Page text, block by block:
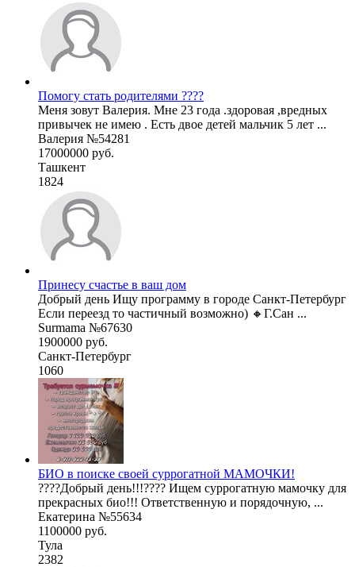
Помогу стать родителями ????
Меня зовут Валерия. Мне 23 года .здоровая ,вредных
привычек не имею . Есть двое детей мальчик 5 лет ...
Валерия №54281
17000000 руб.
Ташкент
1824
Принесу счастье в ваш дом
Добрый день Ищу программу в городе Санкт-Петербург
Если переезд то частичный возможно) 🔸Г.Сан ...
Surmama №67630
1900000 руб.
Санкт-Петербург
1060
БИО в поиске своей суррогатной МАМОЧКИ!
????Добрый день!!!???? Ищем суррогатную мамочку для
прекрасных био!!! Ответственную и порядочную, ...
Екатерина №55634
1100000 руб.
Тула
2382